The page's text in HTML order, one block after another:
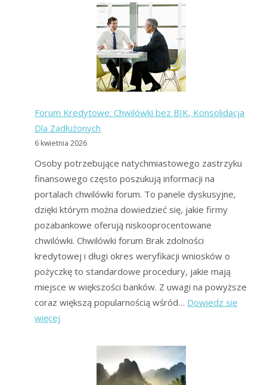
Kredytowe:
Długi,
oddłużanie,
pomoc
prawna
Forum Kredytowe: Chwilówki bez BIK, Konsolidacja
Dla Zadłużonych
6 kwietnia 2026
Osoby potrzebujące natychmiastowego zastrzyku
finansowego często poszukują informacji na
portalach chwilówki forum. To panele dyskusyjne,
dzięki którym można dowiedzieć się, jakie firmy
pozabankowe oferują niskooprocentowane
chwilówki. Chwilówki forum Brak zdolności
kredytowej i długi okres weryfikacji wniosków o
pożyczkę to standardowe procedury, jakie mają
miejsce w większości banków. Z uwagi na powyższe
coraz większą popularnością wśród… Dowiedz się
więcej
Kredytowe:
Chwilówki